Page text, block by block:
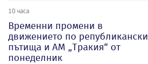
10 часа
Временни промени в
движението по републикански
пътища и АМ „Тракия“ от
понеделник